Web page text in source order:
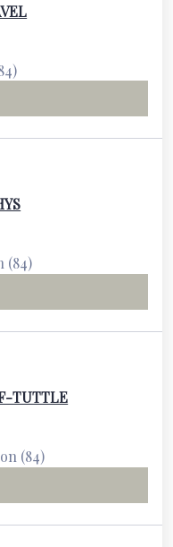
(84)
TUTTLE
(84)